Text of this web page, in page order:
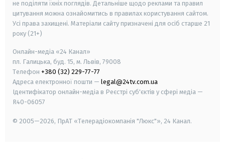
не поділяти їхніх поглядів. Детальніше щодо реклами та правил
цитування можна ознайомитись в правилах користування сайтом.
Усі права захищені. Матеріали сайту призначені для осіб старше 21
року (21+)
Онлайн-медіа «24 Канал»
пл. Галицька, буд. 15, м. Львів, 79008
Телефон +380 (32) 229-77-77
Адреса електронної пошти — legal@24tv.com.ua
Ідентифікатор онлайн-медіа в Реєстрі суб'єктів у сфері медіа —
R40-06057
© 2005—2026, ПрАТ «Телерадіокомпанія "Люкс"», 24 Канал.